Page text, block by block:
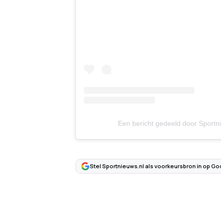
Een bericht gedeeld door
Stel Sportnieuws.nl als voorkeursbron in op